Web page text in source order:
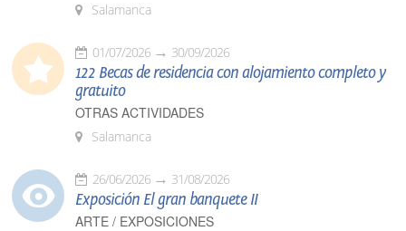
Salamanca
01/07/2026 30/09/2026
122 Becas de residencia con alojamiento completo y
gratuito
OTRAS ACTIVIDADES
Salamanca
26/06/2026 31/08/2026
Exposición El gran banquete II
ARTE / EXPOSICIONES